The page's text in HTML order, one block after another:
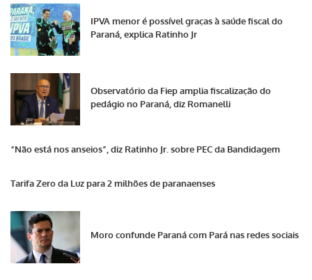
IPVA menor é possível graças à saúde fiscal do
Paraná, explica Ratinho Jr
Observatório da Fiep amplia fiscalização do
pedágio no Paraná, diz Romanelli
“Não está nos anseios”, diz Ratinho Jr. sobre PEC da Bandidagem
Tarifa Zero da Luz para 2 milhões de paranaenses
Moro confunde Paraná com Pará nas redes sociais